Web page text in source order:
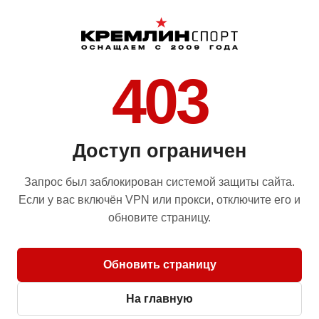
403
Доступ ограничен
Запрос был заблокирован системой защиты сайта.
Если у вас включён VPN или прокси, отключите его и
обновите страницу.
Обновить страницу
На главную